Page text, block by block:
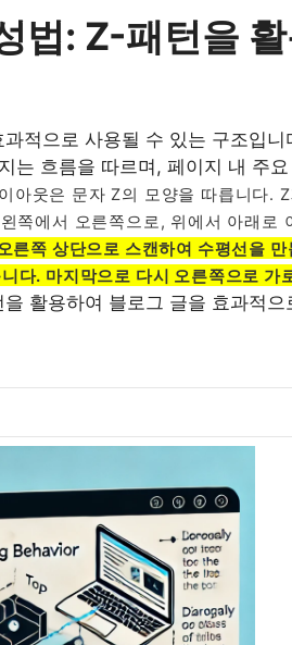
법: Z-패턴을
적으로 사용될 수 있는 구조입니
는 흐름을 따르며, 페이지 내 주
아웃은 문자 Z의 모양을 따릅니다.
쪽에서 오른쪽으로, 위에서 아래로
른쪽 상단으로 스캔하여 수평선을
다. 마지막으로 다시 오른쪽으로 가
활용하여 블로그 글을 효과적으